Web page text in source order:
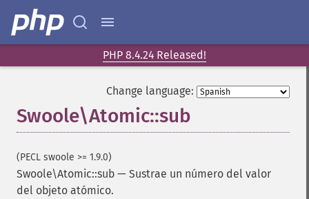
PHP 8.4.24 Released!
Change language:
Swoole\Atomic::sub
(PECL swoole >= 1.9.0)
Swoole\Atomic::sub — Sustrae un número del valor
del objeto atómico.